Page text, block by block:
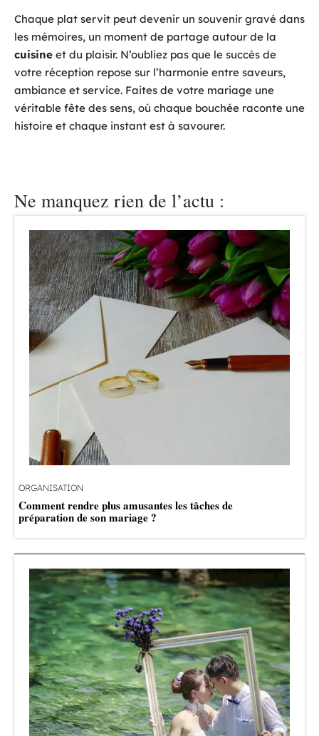
Chaque plat servit peut devenir un souvenir gravé dans
les mémoires, un moment de partage autour de la
cuisine et du plaisir. N’oubliez pas que le succès de
votre réception repose sur l’harmonie entre saveurs,
ambiance et service. Faites de votre mariage une
véritable fête des sens, où chaque bouchée raconte une
histoire et chaque instant est à savourer.
Ne manquez rien de l’actu :
ORGANISATION
Comment rendre plus amusantes les tâches de
préparation de son mariage ?